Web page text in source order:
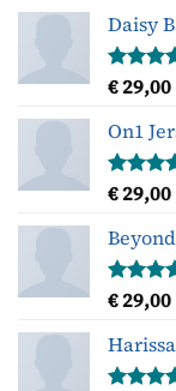
Daisy
uit
5
€29,00
On1
uit
€29,00
uit
5
€29,00